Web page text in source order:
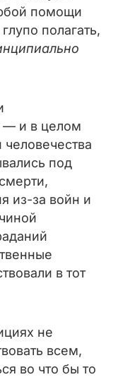
помощи
полагать,
— и в целом
под
из-за войн и
в тот
не
всем,
во что бы то